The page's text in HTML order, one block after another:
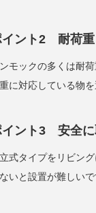
イント2 耐荷重
モックの多くは耐
に対応している物
イント3 安全に
式タイプをリビン
いと設置が難しい